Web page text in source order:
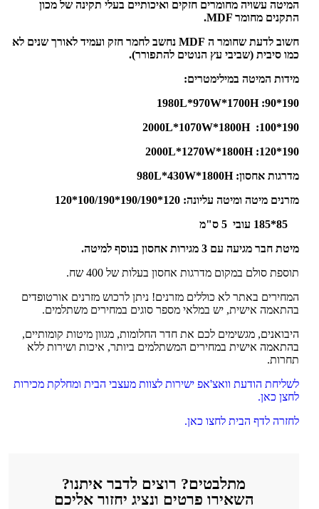
המיטה עשויה מחומרים חזקים ואיכותיים בעלי תקינה של מכון
התקנים מחומרMDF
.
חשוב לדעת שחומר ה MDF נחשב לחמר חזק ועמיד לאורך שנים לא
כמו סיבית (שביבי עץ הנוטים להתפורר).
מידות המיטה במילימטרים:
190*90: 1980L*970W*1700H
190*100: 2000L*1070W*1800H
190*120: 2000L*1270W*1800H
מדרגות אחסון: 980L*430W*1800H
מזרנים מיטה ומיטה עליונה: 120*190/190*100/190*120
מיטת חבר מגיעה עם 3 מגירות אחסון בנוסף למיטה.
תוספת סולם במקום מדרגות אחסון בעלות של 400 שח.
המחירים באתר לא כוללים מזרנים! ניתן לרכוש מזרנים אורטופדים
בהתאמה אישית, יש במלאי מספר סוגים במחירים משתלמים.
היבואנים, מגשימים לכם את חדר החלומות, מגוון מיטות קומותיים,
בהתאמה אישית במחירים המשתלמים ביותר, איכות ושירות ללא
תחרות.
לשליחת הודעת וואצ'אפ ישירות לצוות מעצבי הבית ומחלקת מכירות
לחצן כאן.
לחזרה לדף הבית לחצו כאן.
מתלבטים? רוצים לדבר איתנו?
השאירו פרטים ונציג יחזור אליכם